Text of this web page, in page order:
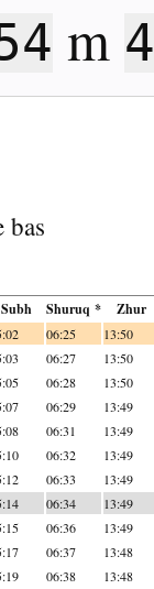
m
bas
Subh Shuruq * Zhur
06:25 13:50
06:27 13:50
06:28 13:50
06:29 13:49
06:31 13:49
06:32 13:49
06:33 13:49
06:34 13:49
06:36 13:49
06:37 13:48
06:38 13:48